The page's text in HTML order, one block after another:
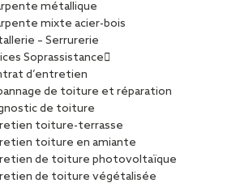
métallique
mixte acier-bois
– Serrurerie
Soprassistance
d’entretien
de toiture et réparation
de toiture
toiture-terrasse
toiture en amiante
de toiture photovoltaïque
de toiture végétalisée